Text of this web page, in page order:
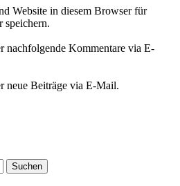
Website in diesem Browser für
speichern.
nachfolgende Kommentare via E-
neue Beiträge via E-Mail.